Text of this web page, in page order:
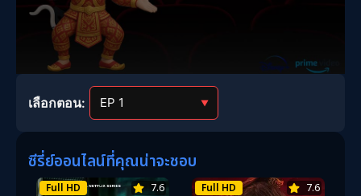
เลือกตอน: ▼
ซีรี่ย์ออนไลน์ที่คุณน่าจะชอบ
Full HD 7.6 Full HD 7.6